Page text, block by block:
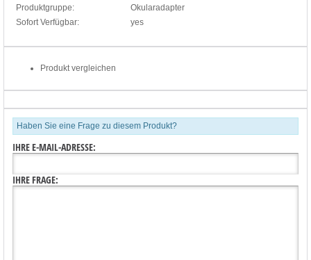
Produktgruppe:
Okularadapter
Sofort Verfügbar:
yes
Produkt vergleichen
Haben Sie eine Frage zu diesem Produkt?
IHRE E-MAIL-ADRESSE:
IHRE FRAGE: